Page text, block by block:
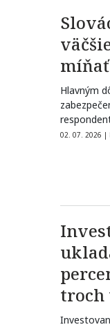
Hlavným
pre
02. 07. 2026 |
troch